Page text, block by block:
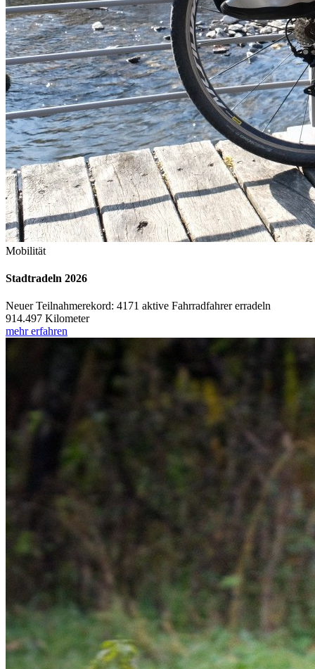
Mobilität
Stadtradeln 2026
Neuer Teilnahmerekord: 4171 aktive Fahrradfahrer erradeln
914.497 Kilometer
mehr erfahren